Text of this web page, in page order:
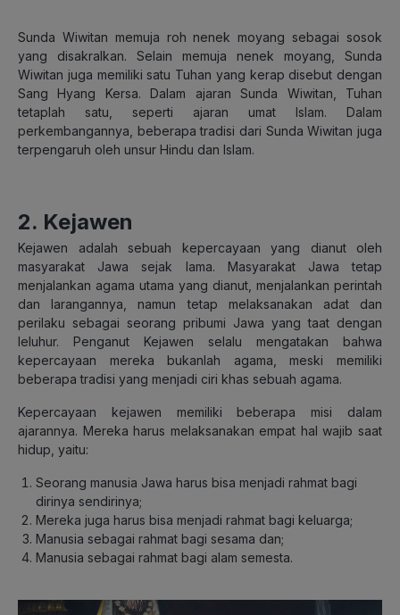
Sunda Wiwitan memuja roh nenek moyang sebagai sosok
yang disakralkan. Selain memuja nenek moyang, Sunda
Wiwitan juga memiliki satu Tuhan yang kerap disebut dengan
Sang Hyang Kersa. Dalam ajaran Sunda Wiwitan, Tuhan
tetaplah satu, seperti ajaran umat Islam. Dalam
perkembangannya, beberapa tradisi dari Sunda Wiwitan juga
terpengaruh oleh unsur Hindu dan Islam.
2. Kejawen
Kejawen adalah sebuah kepercayaan yang dianut oleh
masyarakat Jawa sejak lama. Masyarakat Jawa tetap
menjalankan agama utama yang dianut, menjalankan perintah
dan larangannya, namun tetap melaksanakan adat dan
perilaku sebagai seorang pribumi Jawa yang taat dengan
leluhur. Penganut Kejawen selalu mengatakan bahwa
kepercayaan mereka bukanlah agama, meski memiliki
beberapa tradisi yang menjadi ciri khas sebuah agama.
Kepercayaan kejawen memiliki beberapa misi dalam
ajarannya. Mereka harus melaksanakan empat hal wajib saat
hidup, yaitu:
Seorang manusia Jawa harus bisa menjadi rahmat bagi
dirinya sendirinya;
Mereka juga harus bisa menjadi rahmat bagi keluarga;
Manusia sebagai rahmat bagi sesama dan;
Manusia sebagai rahmat bagi alam semesta.